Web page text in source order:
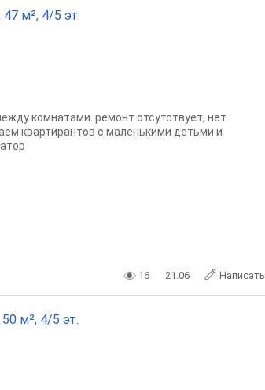
м², 4/5 эт.
комнатами. ремонт отсутствует, нет
квартирантов с маленькими детьми и
16 21.06 Написать
м², 4/5 эт.